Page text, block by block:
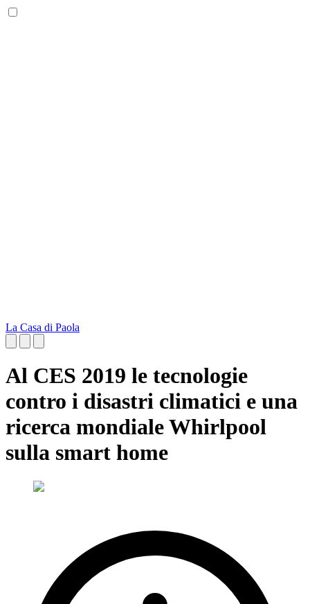
La Casa di Paola
Al CES 2019 le tecnologie
contro i disastri climatici e una
ricerca mondiale Whirlpool
sulla smart home